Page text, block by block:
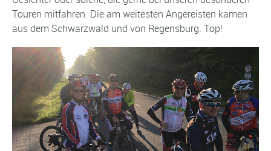
Touren mitfahren. Die am weitesten Angereisten kamen
aus dem Schwarzwald und von Regensburg. Top!